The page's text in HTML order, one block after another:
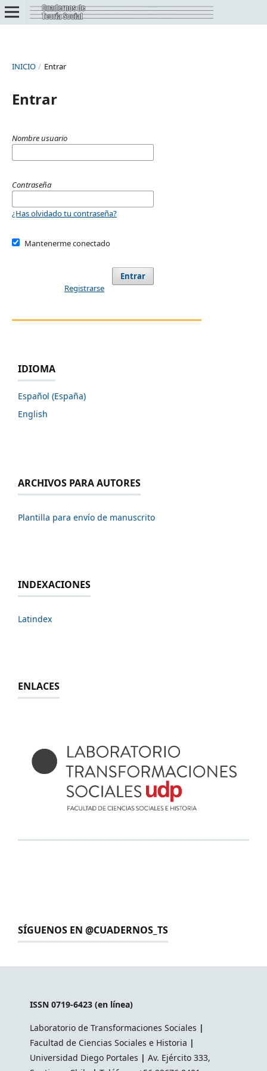
INICIO / Entrar
Entrar
Nombre usuario
Contraseña
¿Has olvidado tu contraseña?
Mantenerme conectado
Entrar
Registrarse
IDIOMA
Español (España)
English
ARCHIVOS PARA AUTORES
Plantilla para envío de manuscrito
INDEXACIONES
Latindex
ENLACES
SÍGUENOS EN @CUADERNOS_TS
ISSN 0719-6423 (en línea)
Laboratorio de Transformaciones Sociales |
Facultad de Ciencias Sociales e Historia |
Universidad Diego Portales | Av. Ejército 333,